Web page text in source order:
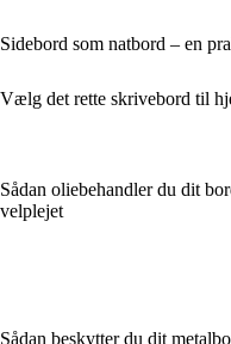
Sidebord som natbord – en
Vælg det rette skrivebord til
Sådan oliebehandler du dit
velplejet
Sådan beskytter du dit